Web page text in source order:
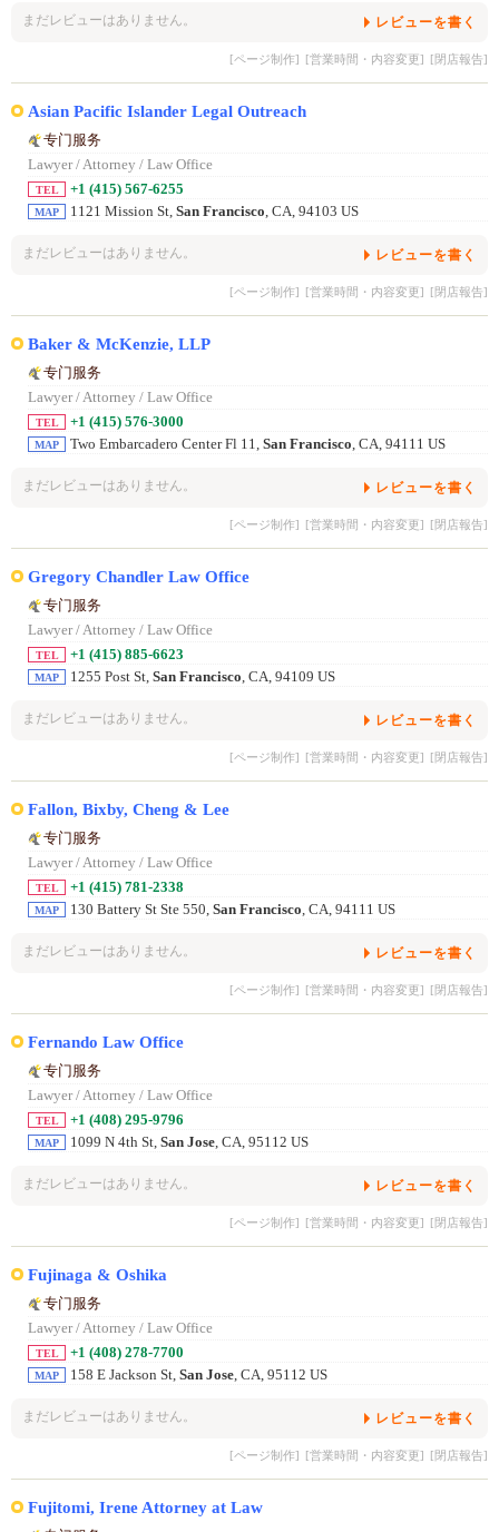
まだレビューはありません。 レビューを書く
[ページ制作] [営業時間・内容変更] [閉店報告]
Asian Pacific Islander Legal Outreach
专门服务
Lawyer / Attorney / Law Office
TEL +1 (415) 567-6255
MAP 1121 Mission St, San Francisco, CA, 94103 US
まだレビューはありません。 レビューを書く
[ページ制作] [営業時間・内容変更] [閉店報告]
Baker & McKenzie, LLP
专门服务
Lawyer / Attorney / Law Office
TEL +1 (415) 576-3000
MAP Two Embarcadero Center Fl 11, San Francisco, CA, 94111 US
まだレビューはありません。 レビューを書く
[ページ制作] [営業時間・内容変更] [閉店報告]
Gregory Chandler Law Office
专门服务
Lawyer / Attorney / Law Office
TEL +1 (415) 885-6623
MAP 1255 Post St, San Francisco, CA, 94109 US
まだレビューはありません。 レビューを書く
[ページ制作] [営業時間・内容変更] [閉店報告]
Fallon, Bixby, Cheng & Lee
专门服务
Lawyer / Attorney / Law Office
TEL +1 (415) 781-2338
MAP 130 Battery St Ste 550, San Francisco, CA, 94111 US
まだレビューはありません。 レビューを書く
[ページ制作] [営業時間・内容変更] [閉店報告]
Fernando Law Office
专门服务
Lawyer / Attorney / Law Office
TEL +1 (408) 295-9796
MAP 1099 N 4th St, San Jose, CA, 95112 US
まだレビューはありません。 レビューを書く
[ページ制作] [営業時間・内容変更] [閉店報告]
Fujinaga & Oshika
专门服务
Lawyer / Attorney / Law Office
TEL +1 (408) 278-7700
MAP 158 E Jackson St, San Jose, CA, 95112 US
まだレビューはありません。 レビューを書く
[ページ制作] [営業時間・内容変更] [閉店報告]
Fujitomi, Irene Attorney at Law